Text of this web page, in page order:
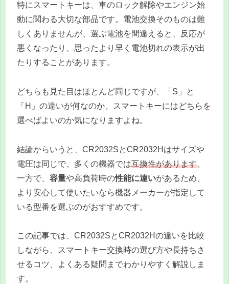
特にスマートキーは、車のロック解除やエンジン始
動に関わる大切な部品です。電池交換そのものは難
しくありませんが、選ぶ電池を間違えると、反応が
悪くなったり、思ったより早く電池切れの表示が出
たりすることがあります。
どちらも見た目はほとんど同じですが、「S」と
「H」の違いが何なのか、スマートキーにはどちらを
選べばよいのか気になりますよね。
結論からいうと、CR2032SとCR2032Hはサイズや
電圧は同じで、多くの機器では互換性があります。
一方で、 容量や高負荷時の性能に違いがあるため、
より安心して使いたいなら機器メーカーが指定して
いる型番を選ぶのがおすすめです。
この記事では、CR2032SとCR2032Hの違いを比較
しながら、スマートキー交換時の選び方や長持ちさ
せるコツ、よくある疑問までわかりやすく解説しま
す。